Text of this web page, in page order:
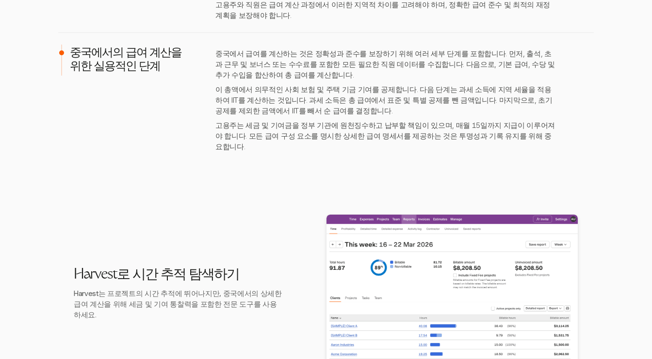
고용주와 직원은 급여 계산 과정에서 이러한 지역적 차이를 고려해야 하며, 정확한 급여 준수 및 최적의 재정
계획을 보장해야 합니다.
중국에서의 급여 계산을
위한 실용적인 단계
중국에서 급여를 계산하는 것은 정확성과 준수를 보장하기 위해 여러 세부 단계를 포함합니다. 먼저, 출석, 초
과 근무 및 보너스 또는 수수료를 포함한 모든 필요한 직원 데이터를 수집합니다. 다음으로, 기본 급여, 수당 및
추가 수입을 합산하여 총 급여를 계산합니다.
이 총액에서 의무적인 사회 보험 및 주택 기금 기여를 공제합니다. 다음 단계는 과세 소득에 지역 세율을 적용
하여 IIT를 계산하는 것입니다. 과세 소득은 총 급여에서 표준 및 특별 공제를 뺀 금액입니다. 마지막으로, 초기
공제를 제외한 금액에서 IIT를 빼서 순 급여를 결정합니다.
고용주는 세금 및 기여금을 정부 기관에 원천징수하고 납부할 책임이 있으며, 매월 15일까지 지급이 이루어져
야 합니다. 모든 급여 구성 요소를 명시한 상세한 급여 명세서를 제공하는 것은 투명성과 기록 유지를 위해 중
요합니다.
Harvest로 시간 추적 탐색하기
Harvest는 프로젝트의 시간 추적에 뛰어나지만, 중국에서의 상세한
급여 계산을 위해 세금 및 기여 통찰력을 포함한 전문 도구를 사용
하세요.